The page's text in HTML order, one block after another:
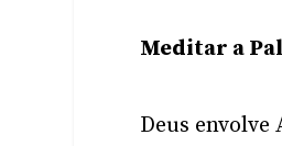
Meditar a
Deus